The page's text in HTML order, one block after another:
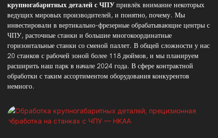
крупногабаритных деталей с ЧПУ привлёк внимание некоторых
ведущих мировых производителей, и понятно, почему. Мы
инвестировали в вертикально-фрезерные обрабатывающие центры с
ЧПУ, расточные станки и большие многокоординатные
горизонтальные станки со сменой паллет. В общей сложности у нас
20 станков с рабочей зоной более 118 дюймов, и мы планируем
расширить наш парк в начале 2024 года. В сфере контрактной
обработки с таким ассортиментом оборудования конкурентов
немного.